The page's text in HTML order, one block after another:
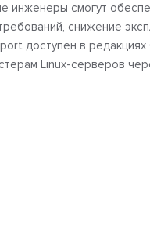
инженеры смогут
снижение
доступен в редакциях
Linux-серверов